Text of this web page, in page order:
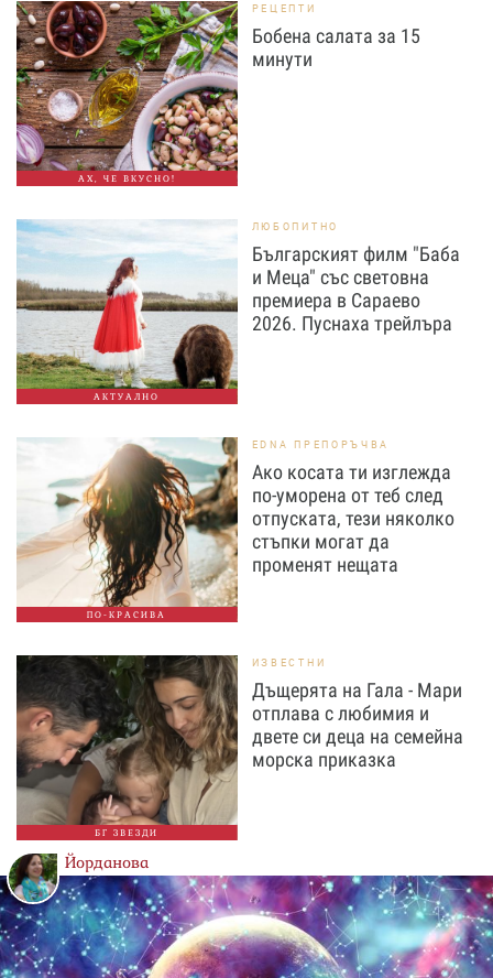
АХ, ЧЕ ВКУСНО!
РЕЦЕПТИ
Бобена салата за 15
минути
АКТУАЛНО
ЛЮБОПИТНО
Българският филм "Баба
и Меца" със световна
премиера в Сараево
2026. Пуснаха трейлъра
ПО-КРАСИВА
EDNA ПРЕПОРЪЧВА
Ако косата ти изглежда
по-уморена от теб след
отпуската, тези няколко
стъпки могат да
променят нещата
БГ ЗВЕЗДИ
ИЗВЕСТНИ
Дъщерята на Гала - Мари
отплава с любимия и
двете си деца на семейна
морска приказка
Йорданова